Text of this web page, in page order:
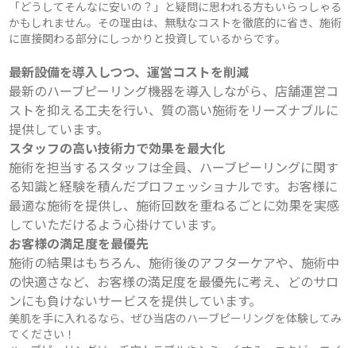
「どうしてそんなに安いの？」と疑問に思われる方もいらっしゃる
かもしれません。その理由は、無駄なコストを徹底的に省き、施術
に直接関わる部分にしっかりと投資しているからです。
最新設備を導入しつつ、運営コストを削減
最新のハーブピーリング機器を導入しながら、店舗運営コ
ストを抑える工夫を行い、質の高い施術をリーズナブルに
提供しています。
スタッフの高い技術力で効果を最大化
施術を担当するスタッフは全員、ハーブピーリングに関す
る知識と経験を積んだプロフェッショナルです。お客様に
最適な施術を提供し、施術回数を重ねるごとに効果を実感
していただけるよう心掛けています。
お客様の満足度を最優先
施術の結果はもちろん、施術後のアフターケアや、施術中
の快適さなど、お客様の満足度を最優先に考え、どのサロ
ンにも負けないサービスを提供しています。
美肌を手に入れるなら、ぜひ当店のハーブピーリングを体験してみ
てください！